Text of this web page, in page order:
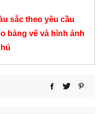
sắc theo yêu cầu
bảng vẽ và hình ảnh